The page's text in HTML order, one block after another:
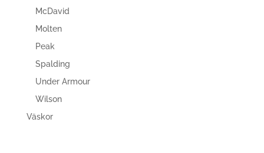
McDavid
Molten
Peak
Spalding
Under Armour
Wilson
Väskor